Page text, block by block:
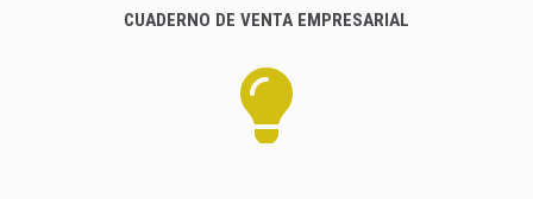
CUADERNO DE VENTA EMPRESARIAL